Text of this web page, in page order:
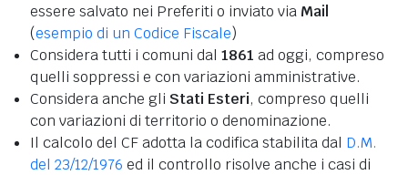
essere salvato nei Preferiti o inviato via Mail
(esempio di un Codice Fiscale)
Considera tutti i comuni dal 1861 ad oggi, compreso
quelli soppressi e con variazioni amministrative.
Considera anche gli Stati Esteri, compreso quelli
con variazioni di territorio o denominazione.
Il calcolo del CF adotta la codifica stabilita dal D.M.
del 23/12/1976 ed il controllo risolve anche i casi di